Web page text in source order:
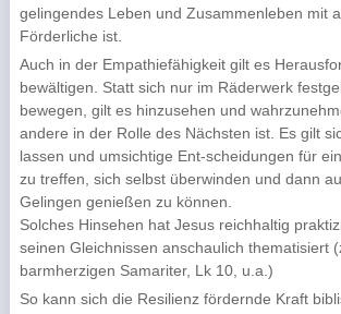
gelingendes Leben und Zusammenleben mit
Förderliche ist.
Auch in der Empathiefähigkeit gilt es
bewältigen. Statt sich nur im Räderwerk
bewegen, gilt es hinzusehen und
andere in der Rolle des Nächsten ist. Es gilt
lassen und umsichtige Ent-scheidungen für
zu treffen, sich selbst überwinden und dann
Gelingen genießen zu können.
Solches Hinsehen hat Jesus reichhaltig
seinen Gleichnissen anschaulich thematisiert
barmherzigen Samariter, Lk 10, u.a.)
So kann sich die Resilienz fördernde Kraft